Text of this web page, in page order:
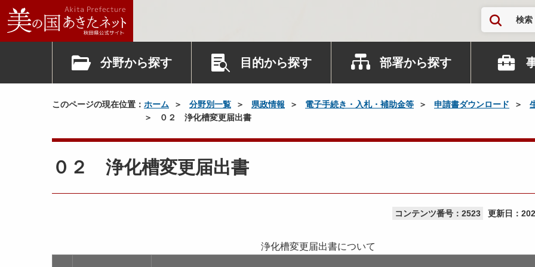
検索
分野から探す 目的から探す 部署から探す
このページの現在位置： ホーム 分野別一覧 県政情報 電子手続き・入札・補助金等 申請書ダウンロード
０２ 浄化槽変更届出書
０２ 浄化槽変更届出書
コンテンツ番号：2523 更新日：
浄化槽変更届出書について